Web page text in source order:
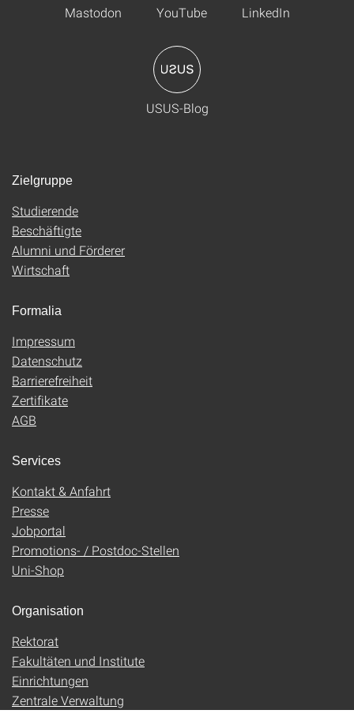
Mastodon YouTube LinkedIn
USUS-Blog
Zielgruppe
Studierende
Beschäftigte
Alumni und Förderer
Wirtschaft
Formalia
Impressum
Datenschutz
Barrierefreiheit
Zertifikate
AGB
Services
Kontakt & Anfahrt
Presse
Jobportal
Promotions- / Postdoc-Stellen
Uni-Shop
Organisation
Rektorat
Fakultäten und Institute
Einrichtungen
Zentrale Verwaltung